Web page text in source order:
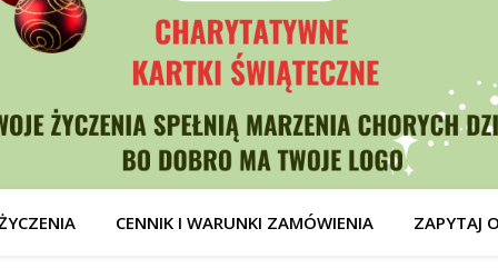
CENNIK I WARUNKI ZAMÓWIENIA ZAPYTAJ